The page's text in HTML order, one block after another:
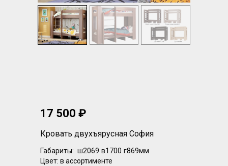
17 500 ₽
Кровать двухъярусная София
Габариты: ш2069 в1700 г869мм
Цвет: в ассортименте